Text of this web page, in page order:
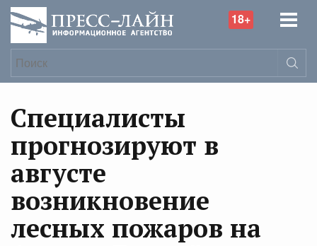
18+
Специалисты
прогнозируют в
августе
возникновение
лесных пожаров на